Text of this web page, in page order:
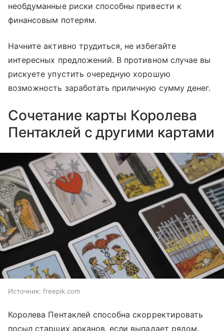
необдуманные риски способны привести к
финансовым потерям.
Начните активно трудиться, не избегайте
интересных предложений. В противном случае вы
рискуете упустить очередную хорошую
возможность заработать приличную сумму денег.
Сочетание карты Королева
Пентаклей с другими картами
Источник: freepik.com
Королева Пентаклей способна скорректировать
посыл старших арканов, если выпадает рядом.